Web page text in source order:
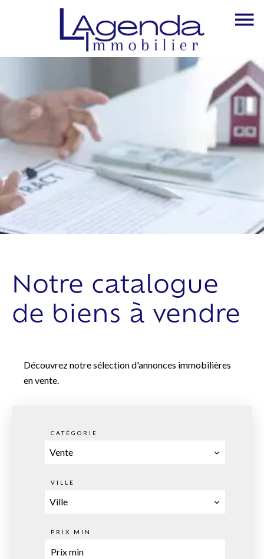
Notre catalogue
de biens à vendre
Découvrez notre sélection d'annonces immobilières
en vente.
CATÉGORIE
Vente
VILLE
Ville
PRIX MIN